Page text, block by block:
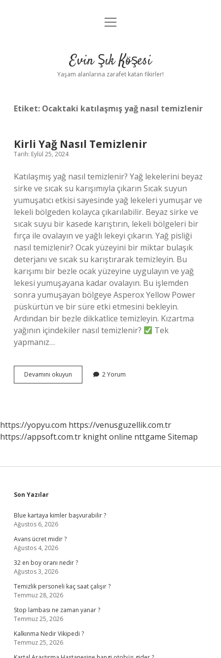
Anasayfa
Yasal Uyarı
menüyü
Evin Şık Köşesi
Yaşam alanlarına zarafet katan fikirler!
Etiket: Ocaktaki katılaşmış yağ nasıl temizlenir
Kirli Yağ Nasıl Temizlenir
Tarih: Eylül 25, 2024
Katılaşmış yağ nasıl temizlenir? Yağ lekelerini beyaz
sirke ve sıcak su karışımıyla çıkarın Sıcak suyun
yumuşatıcı etkisi sayesinde yağ lekeleri yumuşar ve
lekeli bölgeden kolayca çıkarılabilir. Beyaz sirke ve
sıcak suyu bir kasede karıştırın, lekeli bölgeleri bir
fırça ile ovalayın ve yağlı lekeyi çıkarın. Yağ pisliği
nasıl temizlenir? Ocak yüzeyini bir miktar bulaşık
deterjanı ve sıcak su karıştırarak temizleyin. Bu
karışımı bir bezle ocak yüzeyine uygulayın ve yağ
lekesi yumuşayana kadar ovalayın. Bu işlemden
sonra yumuşayan bölgeye Asperox Yellow Power
püskürtün ve bir süre etki etmesini bekleyin.
Ardından bir bezle dikkatlice temizleyin. Kızartma
yağının içindekiler nasıl temizlenir?
Tek
yapmanız…
Devamını okuyun
Yağ
2 Yorum
https://yopyu.com https://venusguzellik.com.tr
https://appsoft.com.tr knight online nttgame Sitemap
Sidebar
Son Yazılar
Blue kartaya kimler başvurabilir ?
Ağustos 6, 2026
Avans ücret midir ?
Ağustos 4, 2026
32 en boy oranı nedir ?
Ağustos 3, 2026
Temizlik personeli kaç saat çalışır ?
Temmuz 28, 2026
Stop lambası ne zaman yanar ?
Temmuz 25, 2026
Kalkınma Nedir Vikipedi ?
Temmuz 25, 2026